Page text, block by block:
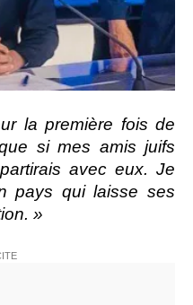
la première fois de
si mes amis juifs
avec eux. Je
pays qui laisse ses
»